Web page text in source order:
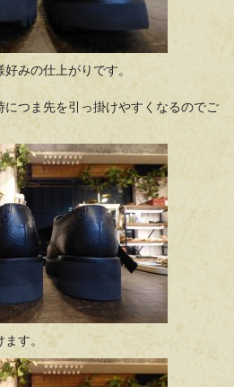
みの仕上がりです。
につま先を引っ掛けやすくなるのでご
す。